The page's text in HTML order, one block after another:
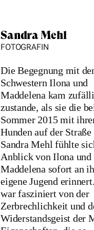
Sandra Mehl
FOTOGRAFIN
Die Begegnung mit
Schwestern Ilona und
Maddelena kam
zustande, als sie die
Sommer 2015 mit
Hunden auf der Straße
Sandra Mehl fühlte
Anblick von Ilona und
Maddelena sofort an
eigene Jugend
war fasziniert von der
Zerbrechlichkeit und
Widerstandsgeist der